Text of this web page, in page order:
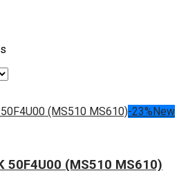
-23% New
50F4U00 (MS510 MS610)